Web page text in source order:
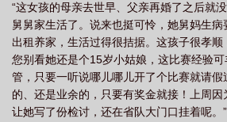
“这女孩的母亲去世早、父亲再婚了之后就
舅舅家生活了。说来也挺可怜，她舅妈生
出租养家，生活过得很拮据。这孩子很孝顺
您别看她还是个15岁小姑娘，这比赛经验
管，只要一听说哪儿哪儿开了个比赛就请
的、还是业余的，只要有奖金就接！上周因
让她写了份检讨，还在省队大门口挂着呢。”